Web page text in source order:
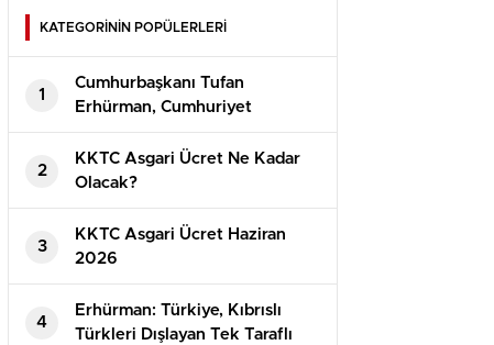
KATEGORİNİN POPÜLERLERİ
1
Cumhurbaşkanı Tufan
Erhürman, Cumhuriyet
Güvenlik Kurulu’nu Topladı
2
KKTC Asgari Ücret Ne Kadar
Olacak?
3
⁠KKTC Asgari Ücret Haziran
2026
4
Erhürman: Türkiye, Kıbrıslı
Türkleri Dışlayan Tek Taraflı